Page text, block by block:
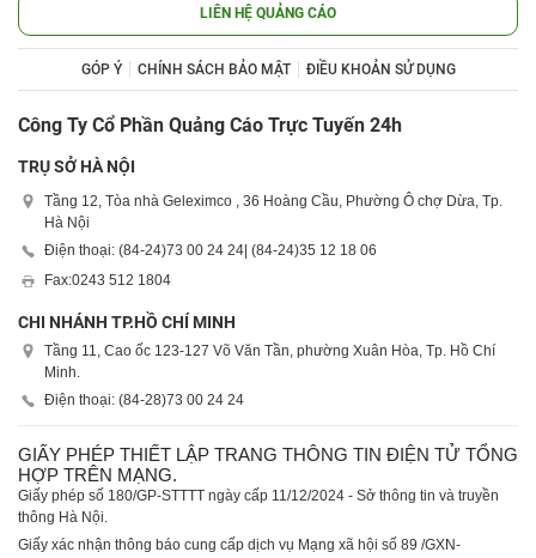
LIÊN HỆ QUẢNG CÁO
GÓP Ý CHÍNH SÁCH BẢO MẬT ĐIỀU KHOẢN SỬ DỤNG
Công Ty Cổ Phần Quảng Cáo Trực Tuyến 24h
TRỤ SỞ HÀ NỘI
Tầng 12, Tòa nhà Geleximco , 36 Hoàng Cầu, Phường Ô chợ Dừa, Tp.
Hà Nội
Điện thoại: (84-24)73 00 24 24 | (84-24)35 12 18 06
Fax:0243 512 1804
CHI NHÁNH TP.HỒ CHÍ MINH
Tầng 11, Cao ốc 123-127 Võ Văn Tần, phường Xuân Hòa, Tp. Hồ Chí
Minh.
Điện thoại: (84-28)73 00 24 24
GIẤY PHÉP THIẾT LẬP TRANG THÔNG TIN ĐIỆN TỬ TỔNG
HỢP TRÊN MẠNG.
Giấy phép số 180/GP-STTTT ngày cấp 11/12/2024 - Sở thông tin và truyền
thông Hà Nội.
Giấy xác nhận thông báo cung cấp dịch vụ Mạng xã hội số 89 /GXN-